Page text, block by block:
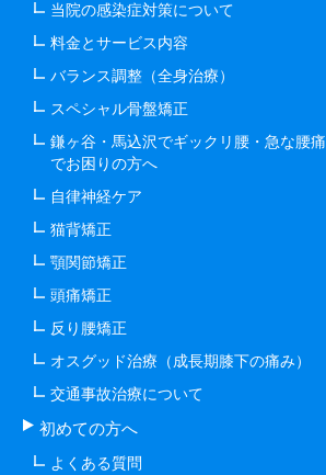
当院の感染症対策について
料金とサービス内容
バランス調整（全身治療）
スペシャル骨盤矯正
鎌ヶ谷・馬込沢でギックリ腰・急な腰痛
でお困りの方へ
自律神経ケア
猫背矯正
顎関節矯正
頭痛矯正
反り腰矯正
オスグッド治療（成長期膝下の痛み）
交通事故治療について
初めての方へ
よくある質問